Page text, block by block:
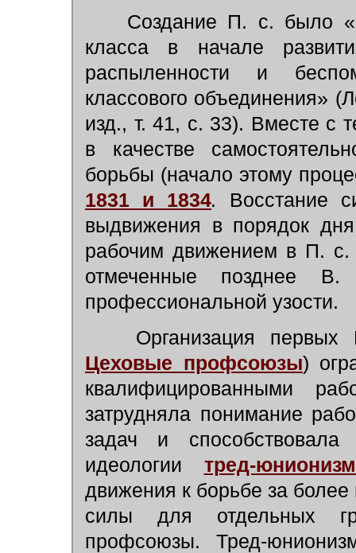
Создание П. с. было «...
класса в начале
распыленности и
классового объединения»
изд., т. 41, с. 33). Вместе с
в качестве
борьбы (начало этому
1831 и 1834.
Восстание
выдвижения в порядок
рабочим движением в П. с.
отмеченные позднее
профессиональной узости.
Организация первых
Цеховые профсоюзы)
квалифицированными
затрудняла понимание
задач и
идеологии тред-
движения к борьбе за
силы для отдельных
профсоюзы. Тред-